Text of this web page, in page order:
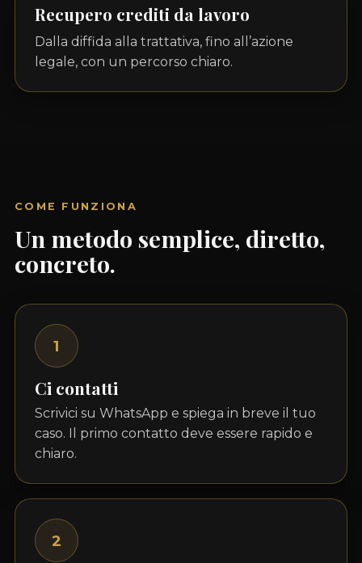
Recupero crediti da lavoro
Dalla diffida alla trattativa, fino all’azione
legale, con un percorso chiaro.
COME FUNZIONA
Un metodo semplice, diretto,
concreto.
1
Ci contatti
Scrivici su WhatsApp e spiega in breve il tuo
caso. Il primo contatto deve essere rapido e
chiaro.
2